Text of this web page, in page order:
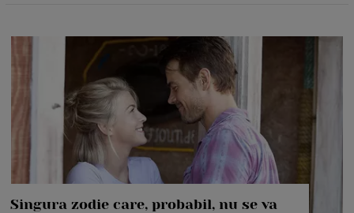
Singura zodie care, probabil, nu se va